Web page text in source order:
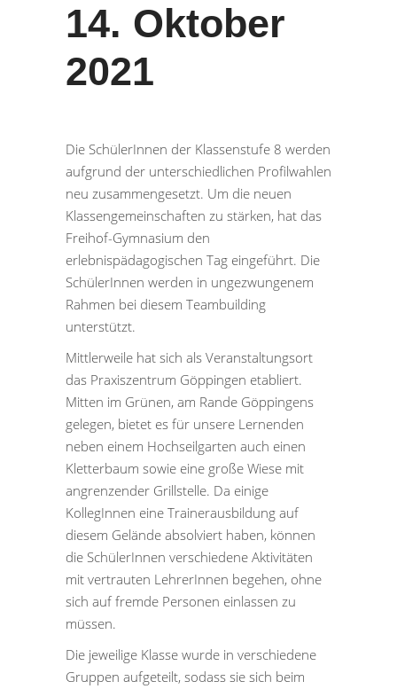
14. Oktober
2021
Die SchülerInnen der Klassenstufe 8 werden
aufgrund der unterschiedlichen Profilwahlen
neu zusammengesetzt. Um die neuen
Klassengemeinschaften zu stärken, hat das
Freihof-Gymnasium den
erlebnispädagogischen Tag eingeführt. Die
SchülerInnen werden in ungezwungenem
Rahmen bei diesem Teambuilding
unterstützt.
Mittlerweile hat sich als Veranstaltungsort
das Praxiszentrum Göppingen etabliert.
Mitten im Grünen, am Rande Göppingens
gelegen, bietet es für unsere Lernenden
neben einem Hochseilgarten auch einen
Kletterbaum sowie eine große Wiese mit
angrenzender Grillstelle. Da einige
KollegInnen eine Trainerausbildung auf
diesem Gelände absolviert haben, können
die SchülerInnen verschiedene Aktivitäten
mit vertrauten LehrerInnen begehen, ohne
sich auf fremde Personen einlassen zu
müssen.
Die jeweilige Klasse wurde in verschiedene
Gruppen aufgeteilt, sodass sie sich beim